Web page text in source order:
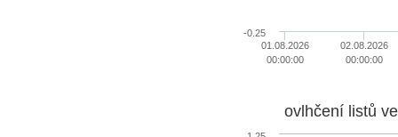
01.08.2026
00:00:00
02.08.2026
00:00:00
-0.25
ovlhčení listů